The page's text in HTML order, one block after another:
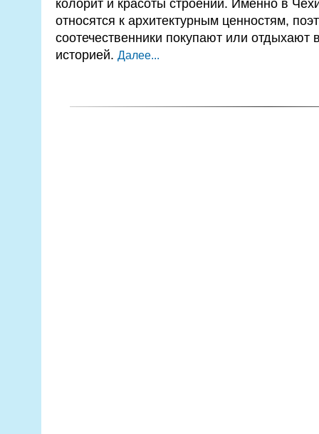
колорит и красоты строений. Именно в
относятся к архитектурным ценностям,
соотечественники покупают или отдыхают
историей. Далее...